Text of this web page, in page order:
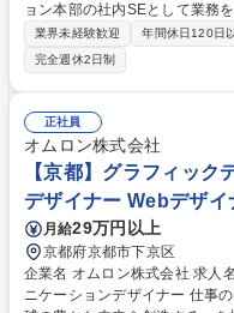
ョン本部の社内SEとして業務
記の通りです。 ◆IT資産ライ
資産に関する 全社的な管理方針の策定/導入から更新、廃棄までのライフ
サイクル管理の計画立案と改
fice365等、全社共通業務アプ
ージョン更新や機能導入に関
ントセキュリティ強化:セキュ
のセキュリティ対策強化 募集職種 【102665京都】社内SE（IT機器の企
画・管理）/改善の企画から標準
業界未経験歓迎 年間休日120日
完全週休2日制
正社員
オムロン株式会社
【京都】グラフィック
デザイナー Webデザイ
月給29万円以上
京都府京都市下京区
企業名 オムロン株式会社 求人名 【京都】グラフィックデザイナー/コミュ
ニケーションデザイナー 仕事の内容 「オートメーションで人、産業、地